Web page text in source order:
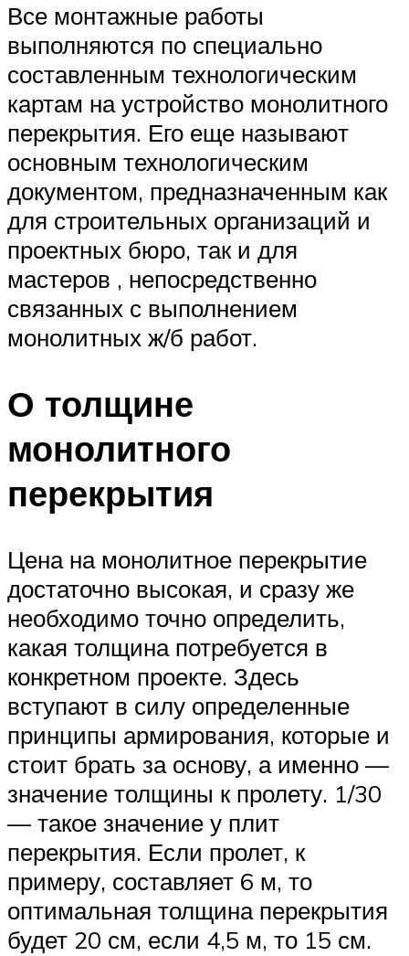
Все монтажные работы
выполняются по специально
составленным технологическим
картам на устройство монолитного
перекрытия. Его еще называют
основным технологическим
документом, предназначенным как
для строительных организаций и
проектных бюро, так и для
мастеров , непосредственно
связанных с выполнением
монолитных ж/б работ.
О толщине
монолитного
перекрытия
Цена на монолитное перекрытие
достаточно высокая, и сразу же
необходимо точно определить,
какая толщина потребуется в
конкретном проекте. Здесь
вступают в силу определенные
принципы армирования, которые и
стоит брать за основу, а именно —
значение толщины к пролету. 1/30
— такое значение у плит
перекрытия. Если пролет, к
примеру, составляет 6 м, то
оптимальная толщина перекрытия
будет 20 см, если 4,5 м, то 15 см.